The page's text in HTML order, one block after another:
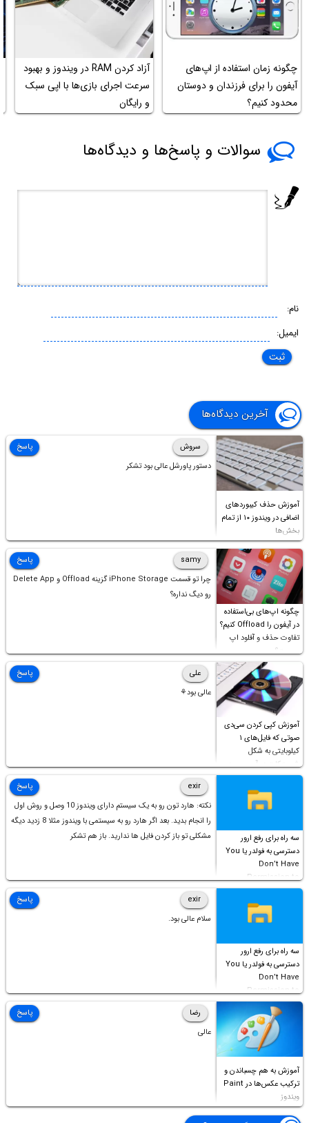
چگونه زمان استفاده از اپ‌های
آیفون را برای فرزندان و دوستان
محدود کنیم؟
آزاد کردن RAM در ویندوز و بهبود
سرعت اجرای بازی‌ها با اپی سبک
و رایگان
سوالات و پاسخ‌ها و دیدگاه‌ها
نام:
ایمیل:
آخرین دیدگاه‌ها
آموزش حذف کیبوردهای
اضافی در ویندوز ۱۰ از تمام
بخش‌ها
سروش
دستور پاورشل عالی بود تشکر
پاسخ
چگونه اپ‌های بی‌استفاده
در آیفون را Offload کنیم؟
تفاوت حذف و آفلود اپ
چیست؟
samy
چرا تو قسمت iPhone Storage گزینه Offload و Delete App
رو دیگ نداره؟
پاسخ
آموزش کپی کردن سی‌دی
صوتی که فایل‌های ۱
کیلوبایتی به شکل
شورت‌کات در آن موجود
است!
علی
عالی بود⚘
پاسخ
سه راه برای رفع ارور
دسترسی به فولدر یا You
Don’t Have
Permission to
Access this folder
exir
نکته: هارد تون رو به یک سیستم دارای ویندوز 10 وصل و روش اول
را انجام بدید. بعد اگر هارد رو به سیستمی با ویندوز مثلا 8 زدید دیگه
مشکلی تو باز کردن فایل ها ندارید. باز هم تشکر
پاسخ
سه راه برای رفع ارور
دسترسی به فولدر یا You
Don’t Have
Permission to
Access this folder
exir
سلام عالی بود.
پاسخ
آموزش به هم چسباندن و
ترکیب عکس‌ها در Paint
ویندوز
رضا
عالی
پاسخ